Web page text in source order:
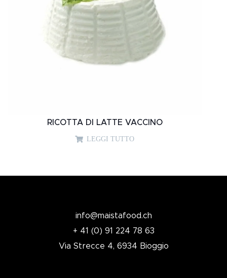
RICOTTA DI LATTE VACCINO
LEGGI TUTTO
info@maistafood.ch
+ 41 (0) 91 224 78 63
Via Strecce 4, 6934 Bioggio